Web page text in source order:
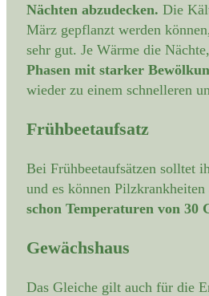
Nächten abzudecken. Die
März gepflanzt werden
sehr gut. Je Wärme die
Phasen mit starker
wieder zu einem schnelleren
Frühbeetaufsatz
Bei Frühbeetaufsätzen solltet
und es können
schon Temperaturen von 30
Gewächshaus
Das Gleiche gilt auch für die